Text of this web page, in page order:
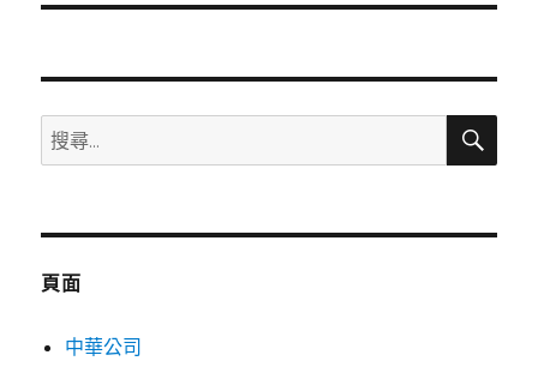
文
搜
尋
鍵
搜
頁面
中華公司